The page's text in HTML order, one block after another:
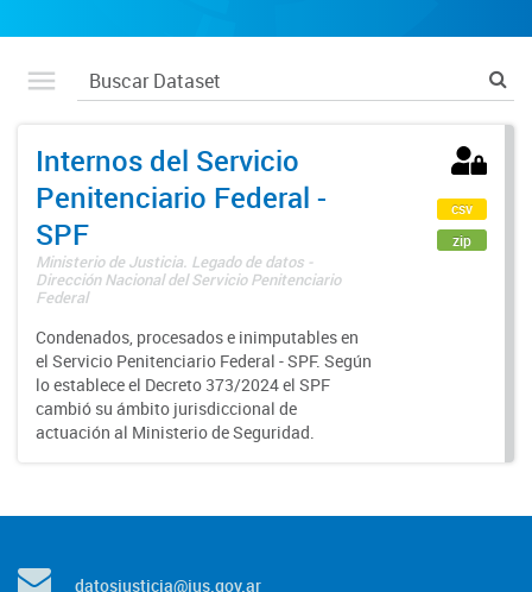
Internos del Servicio
Penitenciario Federal -
SPF
Ministerio de Justicia. Legado de datos -
Dirección Nacional del Servicio Penitenciario
Federal
Condenados, procesados e inimputables en
el Servicio Penitenciario Federal - SPF. Según
lo establece el Decreto 373/2024 el SPF
cambió su ámbito jurisdiccional de
actuación al Ministerio de Seguridad.
csv
zip
datosjusticia@jus.gov.ar